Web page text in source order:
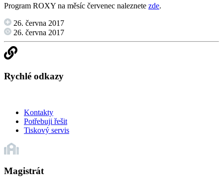
Program ROXY na měsíc červenec naleznete zde.
26. června 2017
26. června 2017
Rychlé odkazy
Kontakty
Potřebuji řešit
Tiskový servis
Magistrát